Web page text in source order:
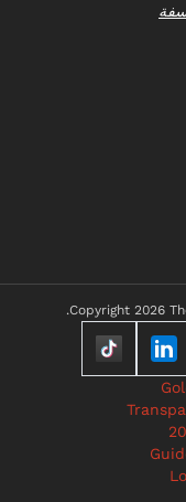
Copyright 2026